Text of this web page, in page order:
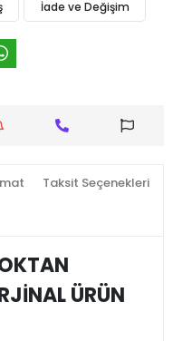
İade ve Değişim
Taksit Seçenekleri
ÜRÜN